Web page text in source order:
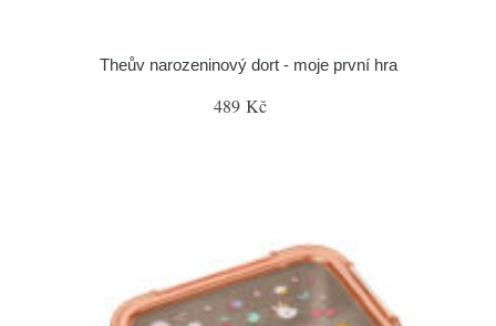
Theův narozeninový dort - moje první hra
489 Kč